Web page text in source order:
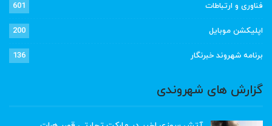
فناوری و ارتباطات 601
اپلیکشن موبایل 200
برنامه شهروند خبرنگار 136
گزارش های شهروندی